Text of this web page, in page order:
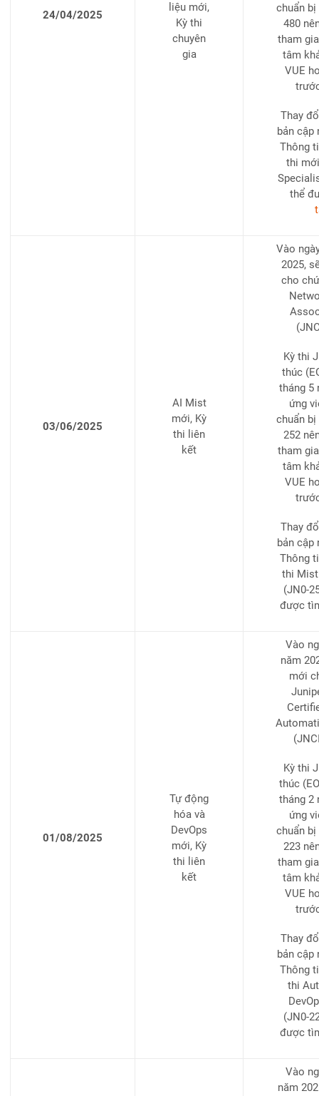
24/04/2025
liệu mới,
Kỳ thi
chuyên
gia
chuẩn
480
tham
tâm
VUE
Thay
bản cập
Thông
thi
thể
03/06/2025
AI Mist
mới, Kỳ
thi liên
kết
Vào
2025,
cho
Kỳ thi
thúc
tháng 5
ứng
chuẩn
252
tham
tâm
VUE
Thay
bản cập
Thông
thi
(JN0-
được
01/08/2025
Tự động
hóa và
DevOps
mới, Kỳ
thi liên
kết
Vào
năm
mới
Kỳ thi
thúc
tháng 2
ứng
chuẩn
223
tham
tâm
VUE
Thay
bản cập
Thông
thi
(JN0-
được
Vào
năm